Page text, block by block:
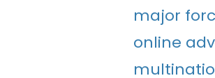
major
online